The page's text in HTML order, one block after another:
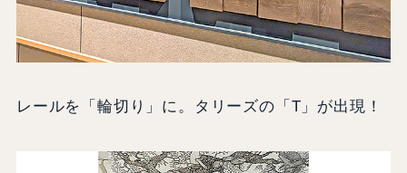
レールを「輪切り」に。タリーズの「T」が出現！